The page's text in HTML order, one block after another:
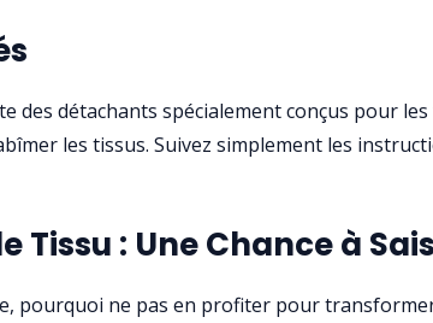
des détachants spécialement conçus pour
les tissus. Suivez simplement les
Tissu : Une Chance à
pourquoi ne pas en profiter pour